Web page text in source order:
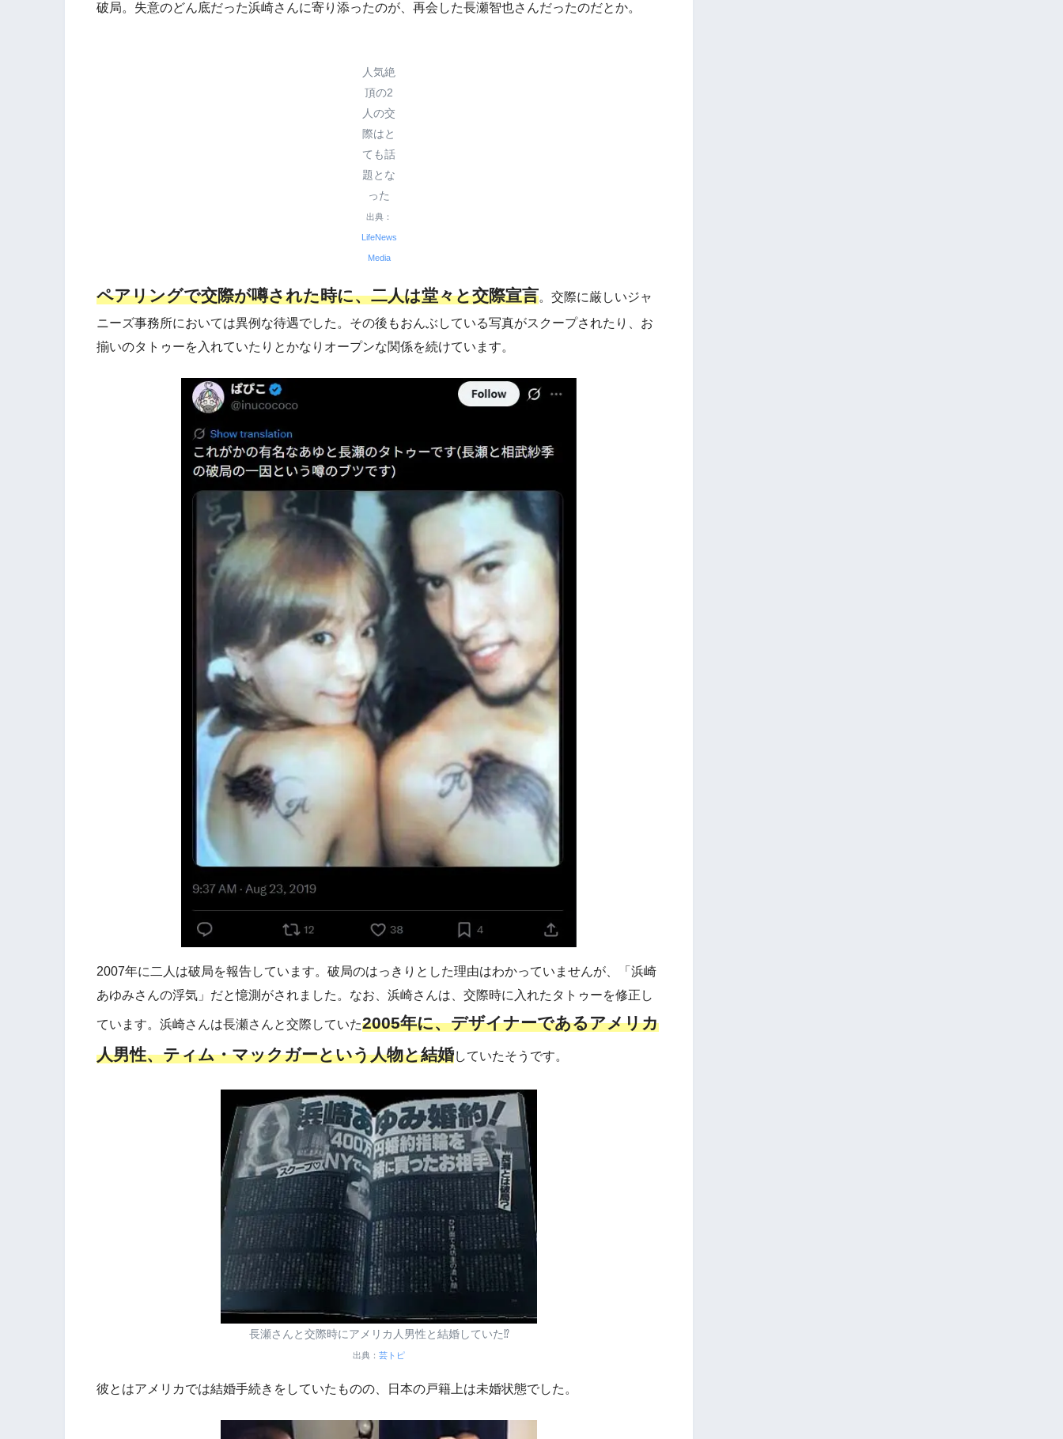
破局。失意のどん底だった浜崎さんに寄り添ったのが、再会した長瀬智也さんだったのだとか。
人気絶
頂の2
人の交
際はと
ても話
題とな
った
出典：
LifeNews
Media
ペアリングで交際が噂された時に、二人は堂々と交際宣言。交際に厳しいジャ
ニーズ事務所においては異例な待遇でした。その後もおんぶしている写真がスクープされたり、お
揃いのタトゥーを入れていたりとかなりオープンな関係を続けています。
2007年に二人は破局を報告しています。破局のはっきりとした理由はわかっていませんが、「浜崎
あゆみさんの浮気」だと憶測がされました。なお、浜崎さんは、交際時に入れたタトゥーを修正し
ています。浜崎さんは長瀬さんと交際していた2005年に、デザイナーであるアメリカ
人男性、ティム・マックガーという人物と結婚していたそうです。
長瀬さんと交際時にアメリカ人男性と結婚していた⁉
出典： 芸トピ
彼とはアメリカでは結婚手続きをしていたものの、日本の戸籍上は未婚状態でした。